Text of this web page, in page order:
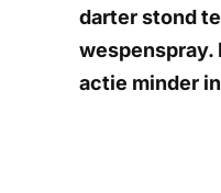
darter stond
wespenspray.
actie minder